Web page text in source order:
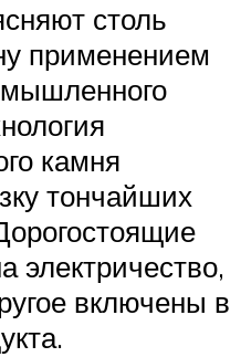
столь
применением
камня
тончайших
электричество,
включены в